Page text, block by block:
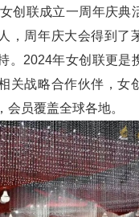
创联成立一周年庆典
，周年庆大会得到了
。2024年女创联更是
关战略合作伙伴，女
会员覆盖全球各地。